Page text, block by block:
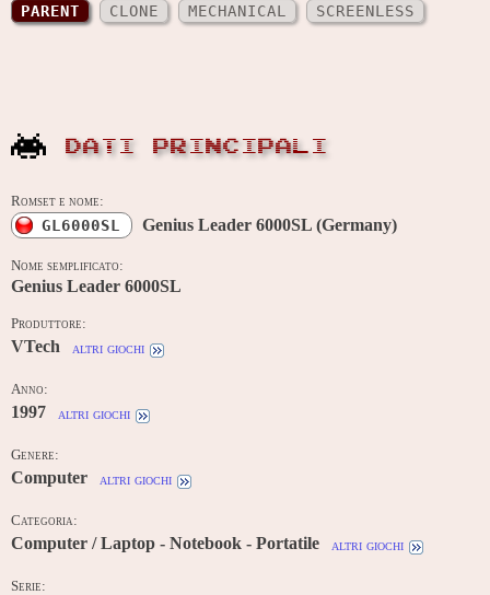
PARENT
CLONE MECHANICAL SCREENLESS
DATI PRINCIPALI
Romset e nome:
GL6000SL Genius Leader 6000SL (Germany)
Nome semplificato:
Genius Leader 6000SL
Produttore:
VTech altri giochi
Anno:
1997 altri giochi
Genere:
Computer altri giochi
Categoria:
Computer / Laptop - Notebook - Portatile altri giochi
Serie: